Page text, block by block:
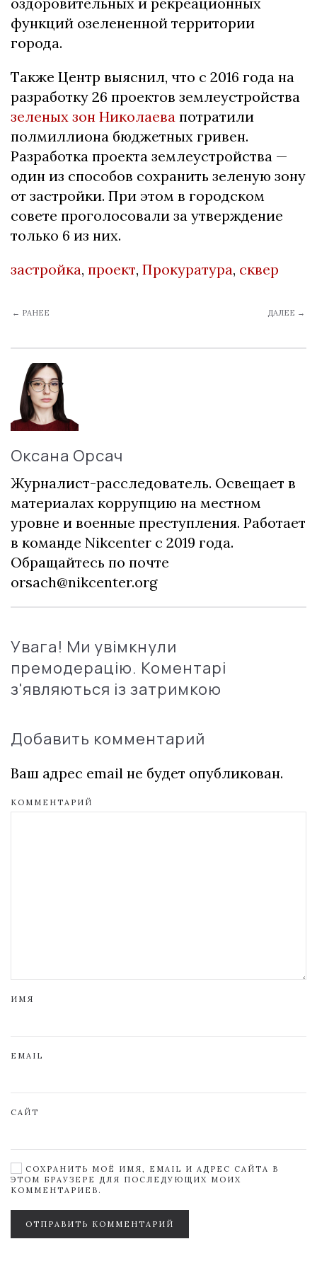
функций озелененной территории
города.
Также Центр выяснил, что с 2016 года на
разработку 26 проектов землеустройства
зеленых зон Николаева потратили
полмиллиона бюджетных гривен.
Разработка проекта землеустройства —
один из способов сохранить зеленую зону
от застройки. При этом в городском
совете проголосовали за утверждение
только 6 из них.
застройка, проект, Прокуратура, сквер
← РАНЕЕ ДАЛЕЕ →
Оксана Орсач
Журналист-расследователь. Освещает в
материалах коррупцию на местном
уровне и военные преступления. Работает
в команде Nikcenter с 2019 года.
Обращайтесь по почте
orsach@nikcenter.org
Увага! Ми увімкнули
премодерацію. Коментарі
з'являються із затримкою
Добавить комментарий
Ваш адрес email не будет опубликован.
КОММЕНТАРИЙ
ИМЯ
EMAIL
САЙТ
СОХРАНИТЬ МОЁ ИМЯ, EMAIL И АДРЕС САЙТА В
ЭТОМ БРАУЗЕРЕ ДЛЯ ПОСЛЕДУЮЩИХ МОИХ
КОММЕНТАРИЕВ.
ОТПРАВИТЬ КОММЕНТАРИЙ